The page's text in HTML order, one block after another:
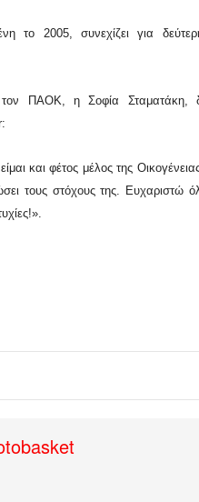
το 2005, συνεχίζει για
τον ΠΑΟΚ, η Σοφία Σταματάκη,
και φέτος μέλος της
τους στόχους της. Ευχαριστώ